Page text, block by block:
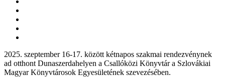
2025. szeptember 16-17. között kétnapos szakmai rendezvénynek
ad otthont Dunaszerdahelyen a Csallóközi Könyvtár a Szlovákiai
Magyar Könyvtárosok Egyesületének szevezésében.